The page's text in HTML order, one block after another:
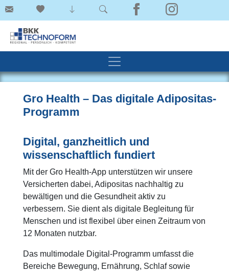
Gro Health – Das digitale Adipositas-
Programm
Digital, ganzheitlich und
wissenschaftlich fundiert
Mit der Gro Health-App unterstützen wir unsere
Versicherten dabei, Adipositas nachhaltig zu
bewältigen und die Gesundheit aktiv zu
verbessern. Sie dient als digitale Begleitung für
Menschen und ist flexibel über einen Zeitraum von
12 Monaten nutzbar.
Das multimodale Digital-Programm umfasst die
Bereiche Bewegung, Ernährung, Schlaf sowie